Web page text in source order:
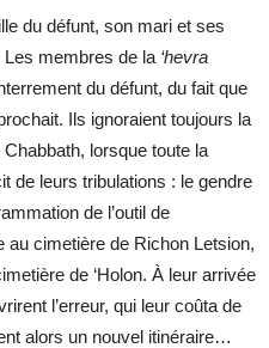
du défunt, son mari et ses
membres de la ‘hevra
du défunt, du fait que
Ils ignoraient toujours la
lorsque toute la
de leurs tribulations : le gendre
de l’outil de
au cimetière de Richon Letsion,
de ‘Holon. À leur arrivée
l’erreur, qui leur coûta de
alors un nouvel itinéraire…